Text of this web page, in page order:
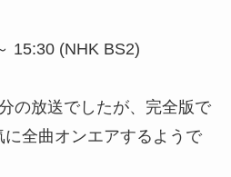
15:30 (NHK BS2)
の放送でしたが、完全版で
全曲オンエアするようで